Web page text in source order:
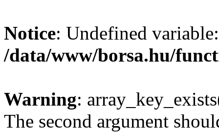
Notice: Undefined
/data/www/borsa.hu/
Warning:
The second argument